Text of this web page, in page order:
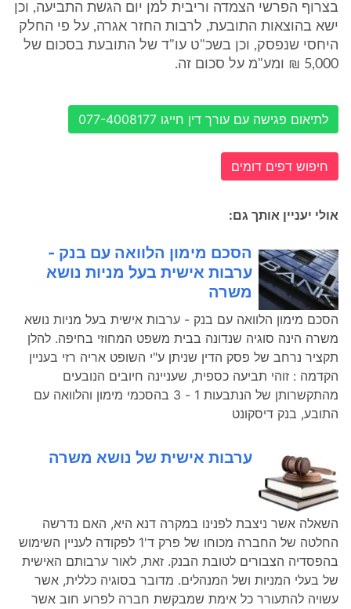
בצרוף הפרשי הצמדה וריבית למן יום הגשת התביעה, וכן
ישא בהוצאות התובעת, לרבות החזר אגרה, על פי החלק
היחסי שנפסק, וכן בשכ"ט עו"ד של התובעת בסכום של
5,000 ₪ ומע"מ על סכום זה.
לתיאום פגישה עם עורך דין חייגו 077-4008177
חיפוש דפים דומים
אולי יעניין אותך גם:
הסכם מימון הלוואה עם בנק -
ערבות אישית בעל מניות נושא
משרה
הסכם מימון הלוואה עם בנק - ערבות אישית בעל מניות נושא
משרה הינה סוגיה שנדונה בבית משפט המחוזי בחיפה. להלן
תקציר נרחב של פסק הדין שניתן ע"י השופט אריה רזי בעניין
הקדמה : זוהי תביעה כספית, שעניינה חיובים הנובעים
מהתקשרותן של הנתבעות 1 - 3 בהסכמי מימון והלוואה עם
התובע, בנק דיסקונט
ערבות אישית של נושא משרה
השאלה אשר ניצבת לפנינו במקרה דנא היא, האם נדרשה
החלטה של החברה מכוחו של פרק ד'1 לפקודה לעניין השימוש
בהפסדיה הצבורים לטובת הבנק. זאת, לאור ערבותם האישית
של בעלי המניות ושל המנהלים. מדובר בסוגיה כללית, אשר
עשויה להתעורר כל אימת שמבקשת חברה לפרוע חוב אשר